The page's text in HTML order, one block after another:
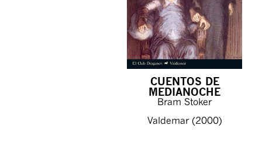
CUENTOS DE
MEDIANOCHE
Bram Stoker
Valdemar (2000)